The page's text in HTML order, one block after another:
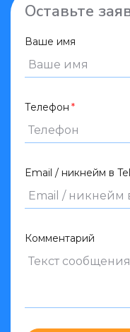
Оставьте
Ваше имя
Телефон
Email / никнейм в
Комментарий